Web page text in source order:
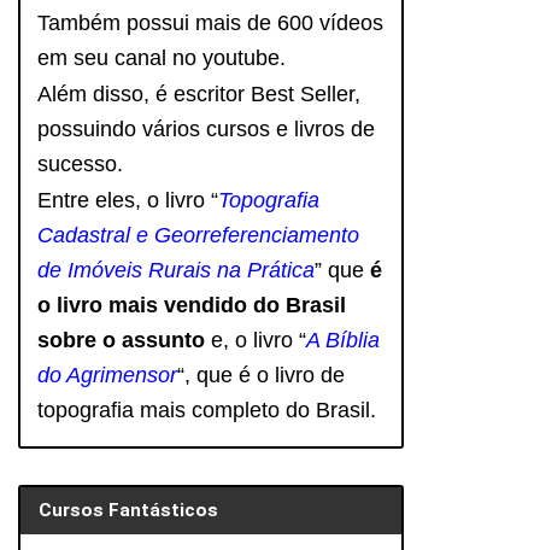
Também possui mais de 600 vídeos
em seu canal no youtube.
Além disso, é escritor Best Seller,
possuindo vários cursos e livros de
sucesso.
Entre eles, o livro “Topografia
Cadastral e Georreferenciamento
de Imóveis Rurais na Prática” que é
o livro mais vendido do Brasil
sobre o assunto e, o livro “A Bíblia
do Agrimensor“, que é o livro de
topografia mais completo do Brasil.
Cursos Fantásticos